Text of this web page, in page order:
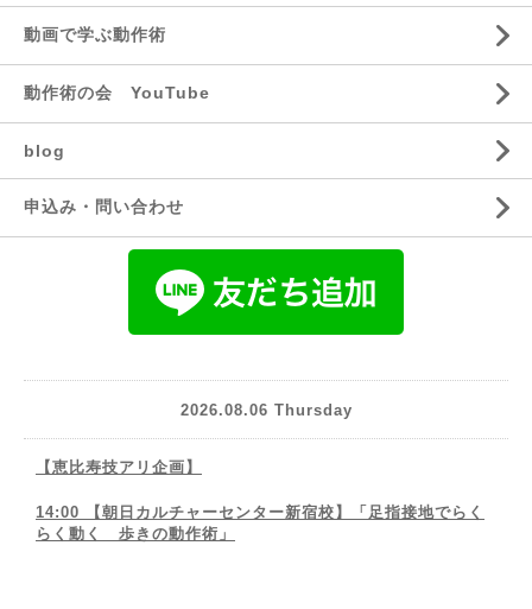
動画で学ぶ動作術
動作術の会 YouTube
blog
申込み・問い合わせ
2026.08.06 Thursday
【恵比寿技アリ企画】
14:00 【朝日カルチャーセンター新宿校】「足指接地でらく
らく動く 歩きの動作術」